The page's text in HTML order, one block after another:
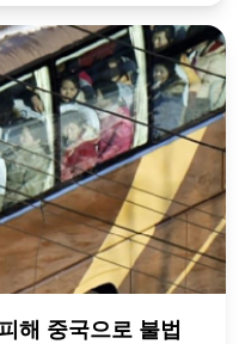
해 중국으로 불법